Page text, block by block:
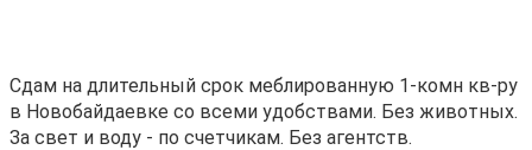
Сдам на длительный срок меблированную 1-комн кв-ру
в Новобайдаевке со всеми удобствами. Без животных.
За свет и воду - по счетчикам. Без агентств.